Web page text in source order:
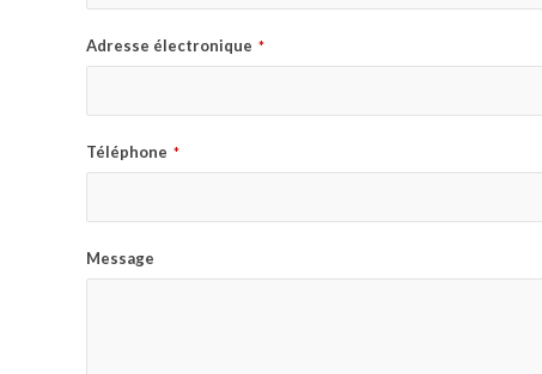
Adresse électronique *
Téléphone *
Message